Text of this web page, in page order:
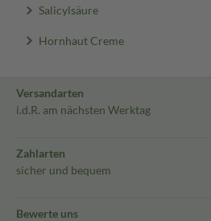
Salicylsäure
Hornhaut Creme
Versandarten
i.d.R. am nächsten Werktag
Zahlarten
sicher und bequem
Bewerte uns